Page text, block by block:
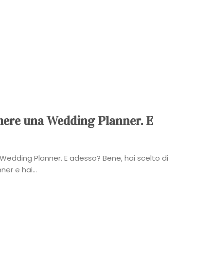
una Wedding Planner. E
Planner. E adesso? Bene, hai scelto di
e hai...